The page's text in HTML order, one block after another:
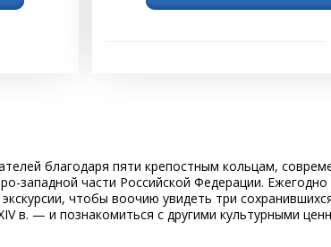
благодаря пяти крепостным кольцам,
западной части Российской Федерации.
чтобы воочию увидеть три
в. — и познакомиться с другими культурными